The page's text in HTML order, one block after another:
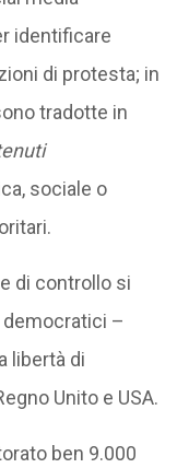
identificare
di protesta; in
tradotte in
sociale o
di controllo si
–
libertà di
Unito e USA.
ben 9.000